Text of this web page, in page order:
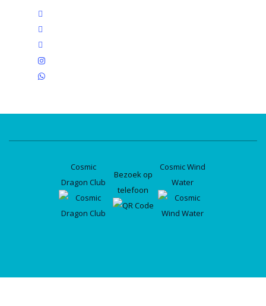
twitter
facebook
linkedin
instagram
whatsapp
Cosmic
Dragon Club
Bezoek op
telefoon
Cosmic Wind
Water